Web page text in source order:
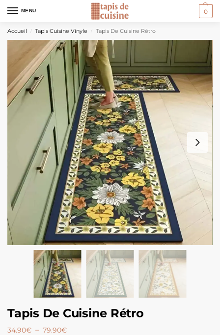
MENU 0
Accueil / Tapis Cuisine Vinyle / Tapis De Cuisine Rétro
Tapis De Cuisine Rétro
34.90€ – 79.90€